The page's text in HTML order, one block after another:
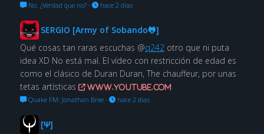
No. ¿Verdad que no?· hace 2 días
SERGIO [Army of Sobando🐸]
Qué cosas tan raras escuchas @q242otro que ni puta
idea XD No está mal. El vídeo con restricción de edad es
como el clásico de Duran Duran, The chauffeur, por unas
tetas artísticas
www.youtube.com
Quake FM: Jonathan Bree· hace 2 días
[Ψ]